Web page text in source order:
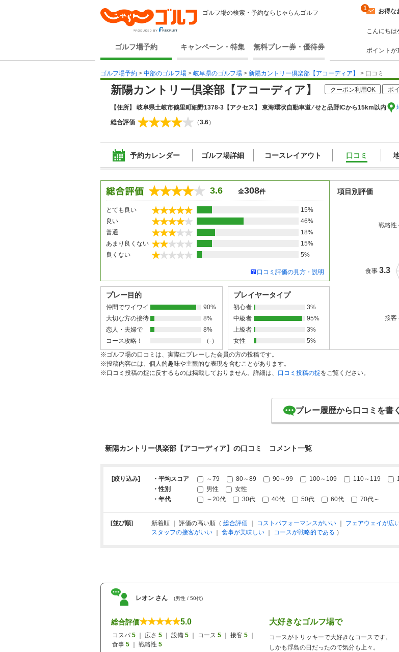
ゴルフ場の検索・予約ならじゃらんゴルフ
ゴルフ場予約 キャンペーン・特集 無料プレー券・優待券
お得な
1
こんにちは
ポイントが
ゴルフ場予約 > 中部のゴルフ場 > 岐阜県のゴルフ場 > 新陽カントリー倶楽部【アコーディア】 > 口コミ
新陽カントリー倶楽部【アコーディア】 クーポン利用OK ポ
【住所】 岐阜県土岐市鶴里町細野1378-3 【アクセス】 東海環状自動車道 ⁄ せと品野ICから15km以内
総合評価 （3.6）
予約カレンダー ゴルフ場詳細 コースレイアウト 口コミ
3.6 全308件
とても良い
15%
良い
46%
普通
18%
あまり良くない
15%
良くない
5%
口コミ評価の見方・説明
プレー目的
仲間でワイワイ
90%
大切な方の接待
8%
恋人・夫婦で
8%
コース攻略！
（-）
プレイヤータイプ
初心者
3%
中級者
95%
上級者
3%
女性
5%
項目別評価
接客
食事 3.3
戦略性
※ゴルフ場の口コミは、実際にプレーした会員の方の投稿です。
※投稿内容には、個人的趣味や主観的な表現を含むことがあります。
※口コミ投稿の掟に反するものは掲載しておりません。詳細は、 口コミ投稿の掟をご覧ください。
プレー履歴から口コミを書く
新陽カントリー倶楽部【アコーディア】の口コミ コメント一覧
[絞り込み] ・平均スコア ～79 80～89 90～99 100～109 110～119
・性別
男性
女性
・年代
～20代 30代 40代 50代 60代 70代～
[並び順] 新着順 ｜ 評価の高い順（ 総合評価 コストパフォーマンスがいい フェアウェイが広
スタッフの接客がいい
食事が美味しい コースが戦略的である ）
レオン さん (男性 / 50代)
総合評価 5.0
コスパ 5 ｜ 広さ 5 ｜ 設備 5 ｜ コース 5 ｜ 接客 5
食事 5 ｜ 戦略性 5
大好きなゴルフ場で
コースがトリッキーで大好きなコースです。
しかも浮島の日だったので気分も上々。